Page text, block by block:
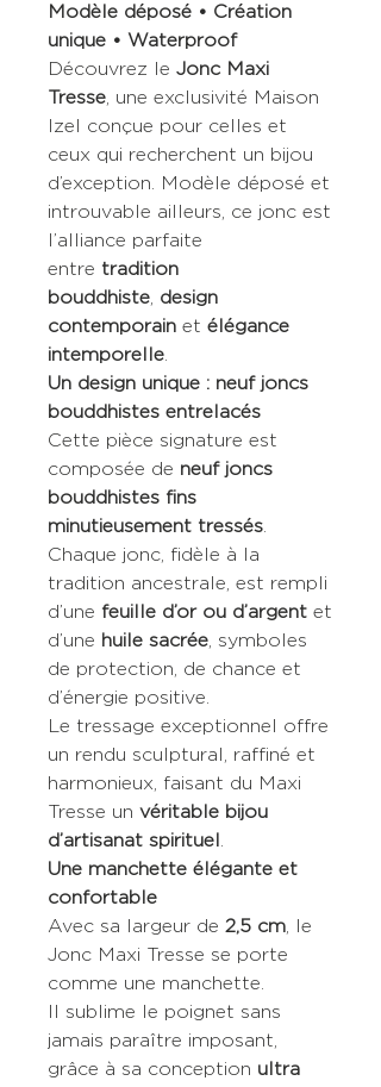
Modèle déposé • Création
unique • Waterproof
Découvrez le Jonc Maxi
Tresse , une exclusivité Maison
Izel conçue pour celles et
ceux qui recherchent un bijou
d’exception. Modèle déposé et
introuvable ailleurs, ce jonc est
l’alliance parfaite
entre tradition
bouddhiste design
contemporain et élégance
intemporelle
Un design unique : neuf joncs
bouddhistes entrelacés
Cette pièce signature est
composée de neuf joncs
bouddhistes fins
minutieusement tressés
Chaque jonc, fidèle à la
tradition ancestrale, est rempli
d’une feuille d’or ou d’argent et
d’une huile sacrée , symboles
de protection, de chance et
d’énergie positive.
Le tressage exceptionnel offre
un rendu sculptural, raffiné et
harmonieux, faisant du Maxi
Tresse un véritable bijou
d’artisanat spirituel
Une manchette élégante et
confortable
Avec sa largeur de 2,5 cm , le
Jonc Maxi Tresse se porte
comme une manchette.
Il sublime le poignet sans
jamais paraître imposant,
grâce à sa conception ultra